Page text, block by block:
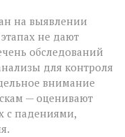
на выявлении
не дают
обследований
для контроля
внимание
— оценивают
с падениями,